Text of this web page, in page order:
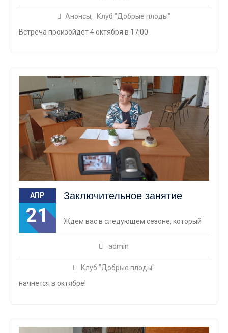
Анонсы,
Клуб "Добрые плоды"
Встреча произойдёт 4 октября в 17:00
АПР
21
Заключительное занятие
admin
Клуб "Добрые плоды"
Ждем вас в следующем сезоне, который
начнется в октябре!